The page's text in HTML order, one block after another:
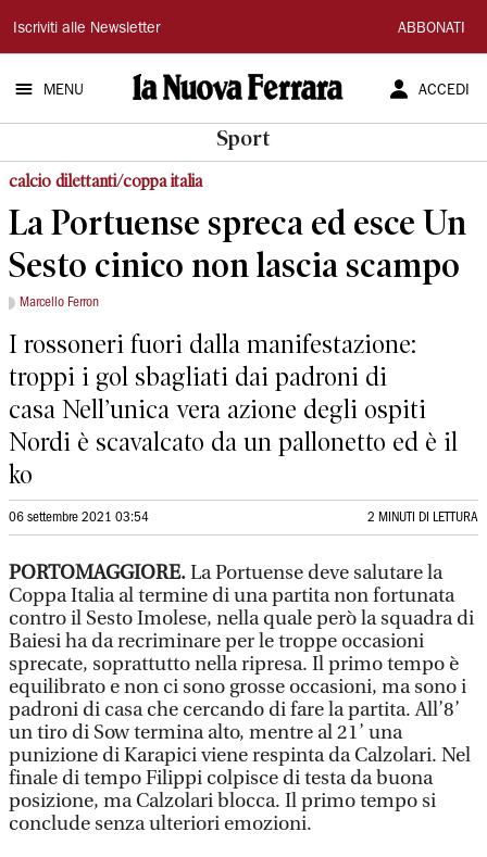
La
Nuova
Ferrara
Iscriviti alle Newsletter ABBONATI
MENU ACCEDI
Sport
calcio dilettanti/coppa italia
La Portuense spreca ed esce Un
Sesto cinico non lascia scampo
Marcello Ferron
I rossoneri fuori dalla manifestazione:
troppi i gol sbagliati dai padroni di
casa Nell’unica vera azione degli ospiti
Nordi è scavalcato da un pallonetto ed è il
ko
06 settembre 2021 03:54 2 MINUTI DI LETTURA
PORTOMAGGIORE.La Portuense deve salutare la
Coppa Italia al termine di una partita non fortunata
contro il Sesto Imolese, nella quale però la squadra di
Baiesi ha da recriminare per le troppe occasioni
sprecate, soprattutto nella ripresa. Il primo tempo è
equilibrato e non ci sono grosse occasioni, ma sono i
padroni di casa che cercando di fare la partita. All’8’
un tiro di Sow termina alto, mentre al 21’ una
punizione di Karapici viene respinta da Calzolari. Nel
finale di tempo Filippi colpisce di testa da buona
posizione, ma Calzolari blocca. Il primo tempo si
conclude senza ulteriori emozioni.